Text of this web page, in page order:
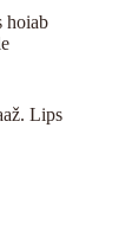
hoiab
Lips